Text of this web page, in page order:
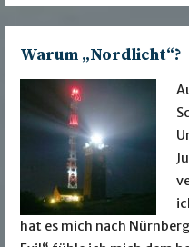
Warum „Nordlicht“?
hat es mich nach